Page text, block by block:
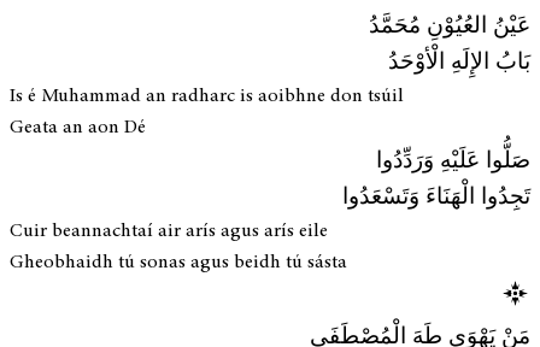
عَيْنُ العُيُوْنِ مُحَمَّدُ
بَابُ الإِلَهِ الْأوْحَدُ
Is é Muhammad an radharc is aoibhne don tsúil
Geata an aon Dé
صَلُّوا عَلَيْهِ وَرَدِّدُوا
تَجِدُوا الْهَنَاءَ وَتَسْعَدُوا
Cuir beannachtaí air arís agus arís eile
Gheobhaidh tú sonas agus beidh tú sásta
مَنْ يَهْوَى طَهَ الْمُصْطَفَى